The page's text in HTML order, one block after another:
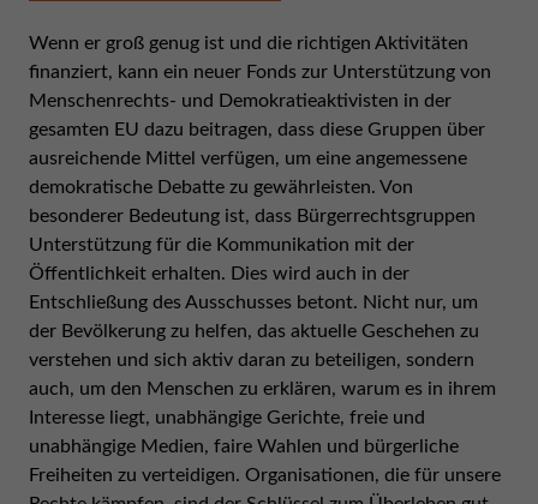
Wenn er groß genug ist und die richtigen Aktivitäten
finanziert, kann ein neuer Fonds zur Unterstützung von
Menschenrechts- und Demokratieaktivisten in der
gesamten EU dazu beitragen, dass diese Gruppen über
ausreichende Mittel verfügen, um eine angemessene
demokratische Debatte zu gewährleisten. Von
besonderer Bedeutung ist, dass Bürgerrechtsgruppen
Unterstützung für die Kommunikation mit der
Öffentlichkeit erhalten. Dies wird auch in der
Entschließung des Ausschusses betont. Nicht nur, um
der Bevölkerung zu helfen, das aktuelle Geschehen zu
verstehen und sich aktiv daran zu beteiligen, sondern
auch, um den Menschen zu erklären, warum es in ihrem
Interesse liegt, unabhängige Gerichte, freie und
unabhängige Medien, faire Wahlen und bürgerliche
Freiheiten zu verteidigen. Organisationen, die für unsere